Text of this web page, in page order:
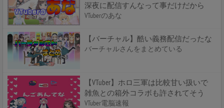
深夜に配信すんなって事だけだから
VTuberのあな
【バーチャル】酷い義務配信だったな
バーチャルさんをまとめている
【VTuber】ホロ三軍は比較甘い扱いで
雑魚との箱外コラボも許されてそう
VTuber電脳速報